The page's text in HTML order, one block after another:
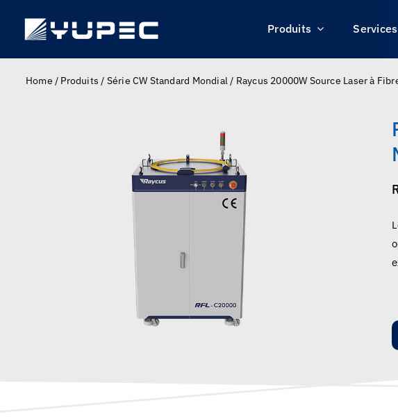
content
Produits Services
Home / Produits / Série CW Standard Mondial/ Raycus 20000W Source Laser à